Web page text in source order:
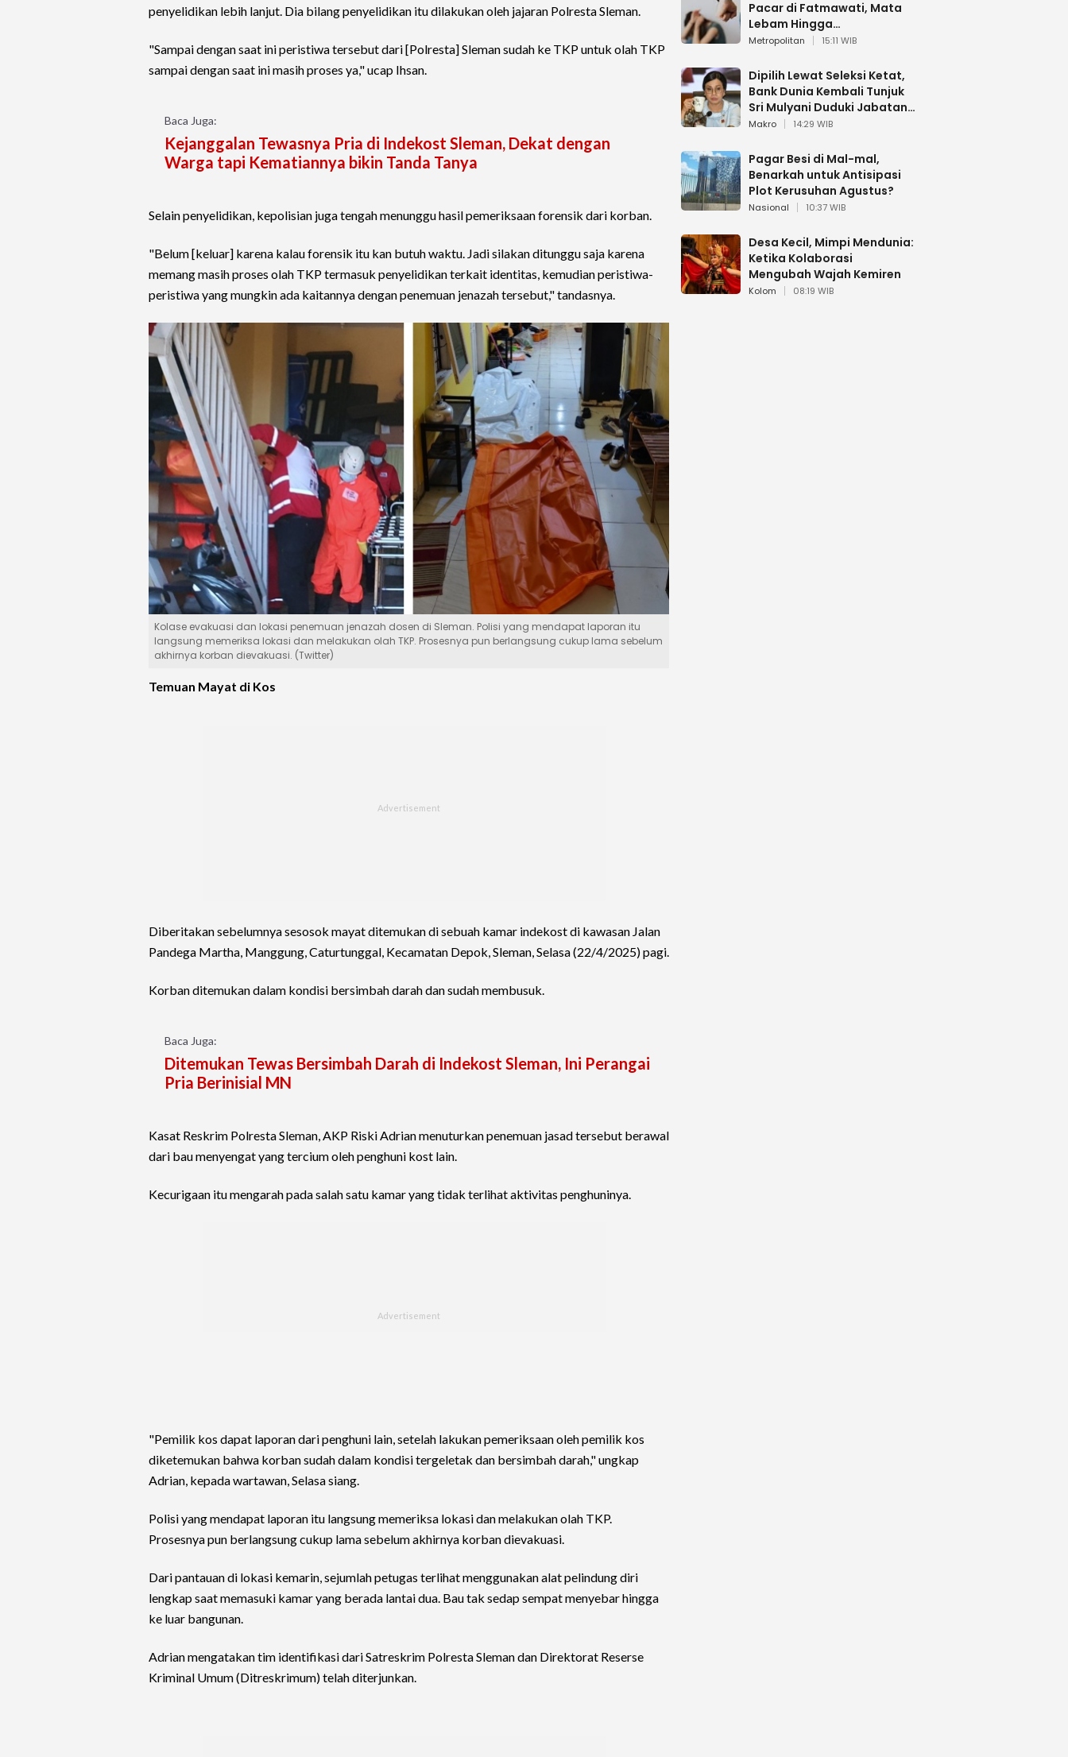
penyelidikan lebih lanjut. Dia bilang penyelidikan itu dilakukan oleh jajaran Polresta Sleman.
"Sampai dengan saat ini peristiwa tersebut dari [Polresta] Sleman sudah ke TKP untuk olah TKP
sampai dengan saat ini masih proses ya," ucap Ihsan.
Baca Juga:
Kejanggalan Tewasnya Pria di Indekost Sleman, Dekat dengan
Warga tapi Kematiannya bikin Tanda Tanya
Selain penyelidikan, kepolisian juga tengah menunggu hasil pemeriksaan forensik dari korban.
"Belum [keluar] karena kalau forensik itu kan butuh waktu. Jadi silakan ditunggu saja karena
memang masih proses olah TKP termasuk penyelidikan terkait identitas, kemudian peristiwa-
peristiwa yang mungkin ada kaitannya dengan penemuan jenazah tersebut," tandasnya.
Kolase evakuasi dan lokasi penemuan jenazah dosen di Sleman. Polisi yang mendapat laporan itu
langsung memeriksa lokasi dan melakukan olah TKP. Prosesnya pun berlangsung cukup lama sebelum
akhirnya korban dievakuasi. (Twitter)
Temuan Mayat di Kos
Diberitakan sebelumnya sesosok mayat ditemukan di sebuah kamar indekost di kawasan Jalan
Pandega Martha, Manggung, Caturtunggal, Kecamatan Depok, Sleman, Selasa (22/4/2025) pagi.
Korban ditemukan dalam kondisi bersimbah darah dan sudah membusuk.
Baca Juga:
Ditemukan Tewas Bersimbah Darah di Indekost Sleman, Ini Perangai
Pria Berinisial MN
Kasat Reskrim Polresta Sleman, AKP Riski Adrian menuturkan penemuan jasad tersebut berawal
dari bau menyengat yang tercium oleh penghuni kost lain.
Kecurigaan itu mengarah pada salah satu kamar yang tidak terlihat aktivitas penghuninya.
"Pemilik kos dapat laporan dari penghuni lain, setelah lakukan pemeriksaan oleh pemilik kos
diketemukan bahwa korban sudah dalam kondisi tergeletak dan bersimbah darah," ungkap
Adrian, kepada wartawan, Selasa siang.
Polisi yang mendapat laporan itu langsung memeriksa lokasi dan melakukan olah TKP.
Prosesnya pun berlangsung cukup lama sebelum akhirnya korban dievakuasi.
Dari pantauan di lokasi kemarin, sejumlah petugas terlihat menggunakan alat pelindung diri
lengkap saat memasuki kamar yang berada lantai dua. Bau tak sedap sempat menyebar hingga
ke luar bangunan.
Adrian mengatakan tim identifikasi dari Satreskrim Polresta Sleman dan Direktorat Reserse
Kriminal Umum (Ditreskrimum) telah diterjunkan.
Pacar di Fatmawati, Mata
Lebam Hingga
Diselamatkan Polantas
Metropolitan 15:11 WIB
Dipilih Lewat Seleksi Ketat,
Bank Dunia Kembali Tunjuk
Sri Mulyani Duduki Jabatan
Strategis
Makro 14:29 WIB
Pagar Besi di Mal-mal,
Benarkah untuk Antisipasi
Plot Kerusuhan Agustus?
Nasional 10:37 WIB
Desa Kecil, Mimpi Mendunia:
Ketika Kolaborasi
Mengubah Wajah Kemiren
Kolom 08:19 WIB